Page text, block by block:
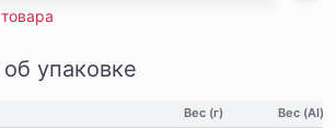
упаковке
Вес (г) Вес (AI)